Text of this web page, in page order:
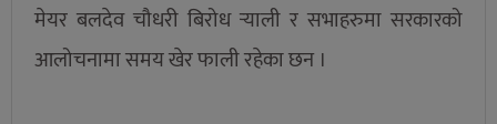
मेयर बलदेव चौधरी बिरोध र्‍याली र सभाहरुमा सरकारको
आलोचनामा समय खेर फाली रहेका छन ।